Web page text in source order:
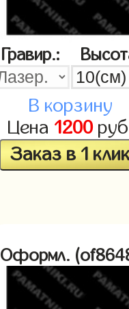
Гравир.:
В корзину
Цена 1200
Заказ в 1
Оформл.